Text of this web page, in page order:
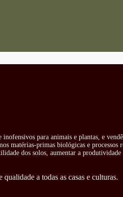
para animais e plantas, e
matérias-primas biológicas e processos
dos solos, aumentar a
a todas as casas e culturas.